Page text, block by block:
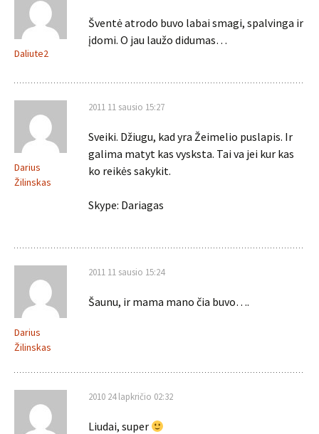
Daliute2
Šventė atrodo buvo labai smagi, spalvinga ir
įdomi. O jau laužo didumas…
Darius
Žilinskas
2011 11 sausio 15:27
Sveiki. Džiugu, kad yra Žeimelio puslapis. Ir
galima matyt kas vysksta. Tai va jei kur kas
ko reikės sakykit.
Skype: Dariagas
Darius
Žilinskas
2011 11 sausio 15:24
Šaunu, ir mama mano čia buvo….
2010 24 lapkričio 02:32
Liudai, super